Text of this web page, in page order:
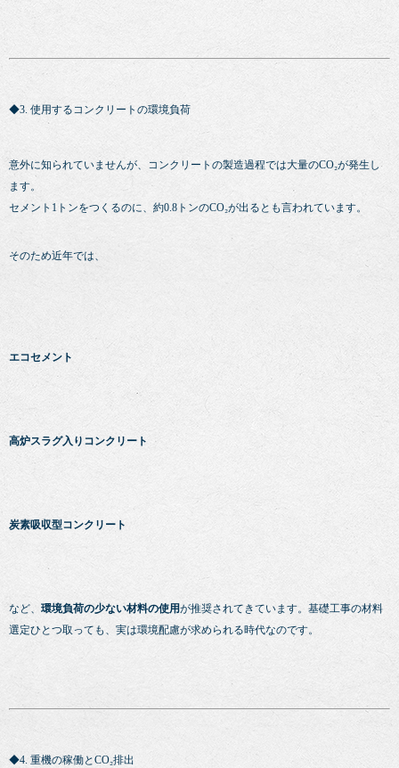
◆3. 使用するコンクリートの環境負荷
意外に知られていませんが、コンクリートの製造過程では大量のCO₂が発生し
ます。
セメント1トンをつくるのに、約0.8トンのCO₂が出るとも言われています。
そのため近年では、
エコセメント
高炉スラグ入りコンクリート
炭素吸収型コンクリート
など、 環境負荷の少ない材料の使用が推奨されてきています。基礎工事の材料
選定ひとつ取っても、実は環境配慮が求められる時代なのです。
◆4. 重機の稼働とCO₂排出